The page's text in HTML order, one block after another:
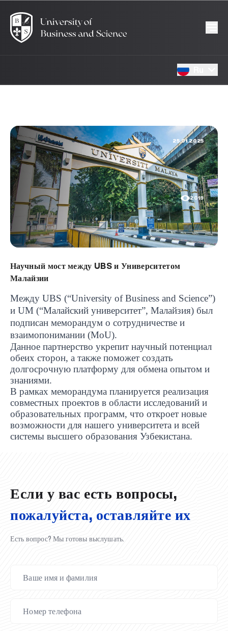
25.01.2025
2019
Научный мост между UBS и Университетом
Малайзии
Между UBS (“University of Business and Science”)
и UM (“Малайский университет”, Малайзия) был
подписан меморандум о сотрудничестве и
взаимопонимании (MoU).
Данное партнерство укрепит научный потенциал
обеих сторон, а также поможет создать
долгосрочную платформу для обмена опытом и
знаниями.
В рамках меморандума планируется реализация
совместных проектов в области исследований и
образовательных программ, что откроет новые
возможности для нашего университета и всей
системы высшего образования Узбекистана.
UBS professori "Yangi O‘zbekiston yosh olimlari"
qatoridan joy oldi!
Вышел новый номер нашей любимой газеты «UBS
Xabarnomasi»!
Анализ деятельности UBS и планы на перспективу
Преподаватели UBS повысили квалификацию в
Кыргызстане
Вперёд к победе, Узбекистан!
НАЗНАЧЕНИЕ
UBS в средствах массовой информации
UBS и выпускники университета удостоены наград
хокимията области
Хотите вывести изучение языка на новый уровень?
Inson kapitaliga yo‘naltirilgan investitsiya — Yangi
O‘zbekiston taraqqiyotining eng muhim tayanchi
Если у вас есть вопросы,
пожалуйста, оставляйте их
Есть вопрос? Мы готовы выслушать.